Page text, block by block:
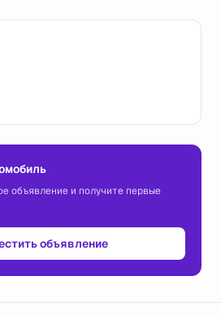
объявление и получите первые
объявление